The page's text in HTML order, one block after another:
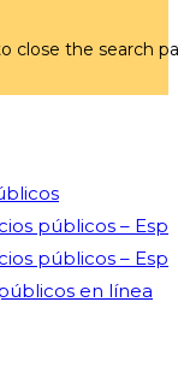
close the search
públicos – Esp
públicos – Esp
en línea